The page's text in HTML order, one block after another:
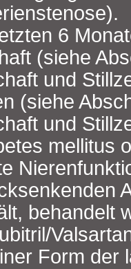
6
(siehe
und
(siehe
und
mellitus
behandelt
Form der